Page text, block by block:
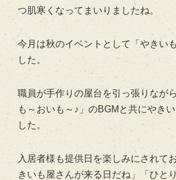
つ肌寒くなってまいりましたね。
今月は秋のイベントとして「やきい
した。
職員が手作りの屋台を引っ張りなが
も～おいも～♪」のBGMと共にやき
した。
入居者様も提供日を楽しみにされて
きいも屋さんが来る日だね」「ひと